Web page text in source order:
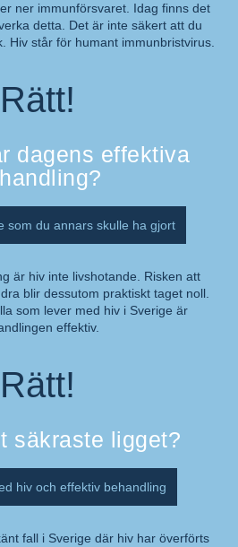
ner immunförsvaret. Idag finns det
detta. Det är inte säkert att du
Hiv står för humant immunbristvirus.
Rätt!
dagens effektiva
som du annars skulle ha gjort
är hiv inte livshotande. Risken att
blir dessutom praktiskt taget noll.
som lever med hiv i Sverige är
effektiv.
Rätt!
säkraste ligget?
hiv och effektiv behandling
fall i Sverige där hiv har överförts